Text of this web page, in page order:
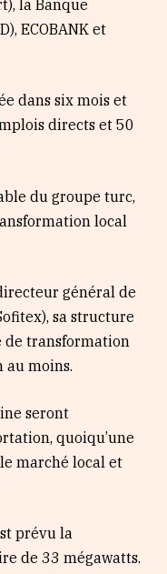
la Banque
ECOBANK et
dans six mois et
directs et 50
du groupe turc,
local
général de
sa structure
de transformation
au moins.
seront
quoiqu’une
marché local et
prévu la
de 33 mégawatts.